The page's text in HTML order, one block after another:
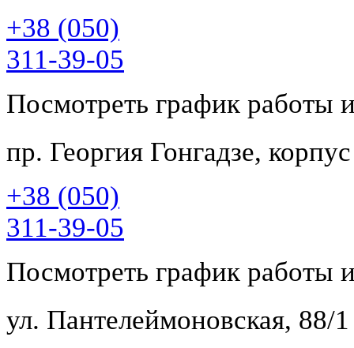
+38 (050)
311-39-05
Посмотреть график работы
пр. Георгия Гонгадзе,
+38 (050)
311-39-05
Посмотреть график работы
ул. Пантелеймоновская, 88/